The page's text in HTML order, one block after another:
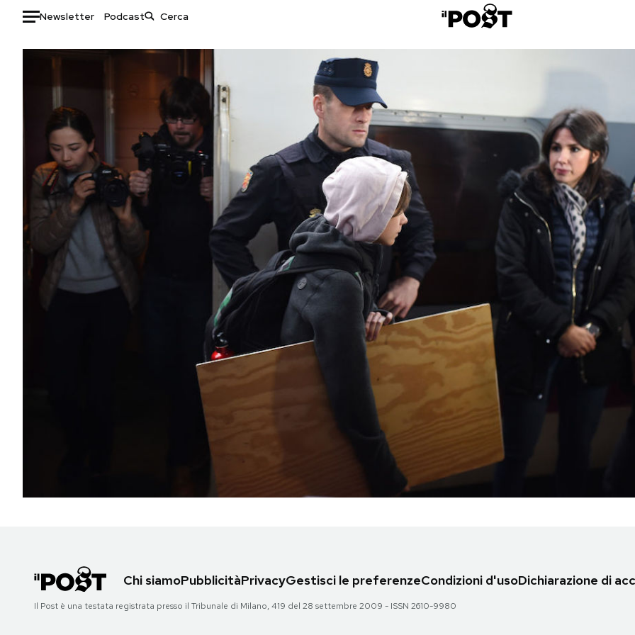
Newsletter Podcast
Auto
HOME
Italia
Mondo
Politica
Tecnologia
Internet
Scienza
Cultura
Economia
Moda
Libri
Consumismi
Storie/Idee
Ok Boomer!
Altrecose
Mondiali calcio 2026
AREA PERSONALE
Area Personale
Chi siamoPubblicitàPrivacyGestisci le preferenzeCondizioni d'usoDichiarazione di
Il Post è una testata registrata presso il Tribunale di Milano, 419 del 28 settembre 2009 - ISSN 2610-9980